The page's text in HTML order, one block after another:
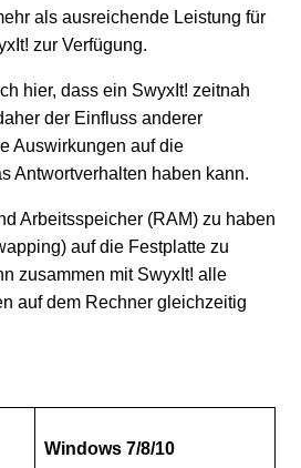
als ausreichende Leistung für
zur Verfügung.
hier, dass ein SwyxIt! zeitnah
der Einfluss anderer
Auswirkungen auf die
Antwortverhalten haben kann.
Arbeitsspeicher (RAM) zu haben
auf die Festplatte zu
zusammen mit SwyxIt! alle
auf dem Rechner gleichzeitig
Windows 7/8/10